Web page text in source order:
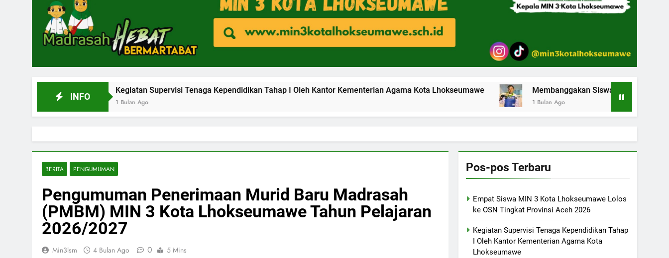
INFO
Kegiatan Supervisi Tenaga Kependidikan Tahap I Oleh Kantor Kementerian Agama Kota Lhokseumawe
1 Bulan Ago
Membanggakan Siswa MIN 3 Kota Lhokseumawe
1 Bulan Ago
BERITA PENGUMUMAN
Pengumuman Penerimaan Murid Baru Madrasah
(PMBM) MIN 3 Kota Lhokseumawe Tahun Pelajaran
2026/2027
Min3lsm 4 Bulan Ago 0 5 Mins
Pos-pos Terbaru
Empat Siswa MIN 3 Kota Lhokseumawe Lolos
ke OSN Tingkat Provinsi Aceh 2026
Kegiatan Supervisi Tenaga Kependidikan Tahap
I Oleh Kantor Kementerian Agama Kota
Lhokseumawe